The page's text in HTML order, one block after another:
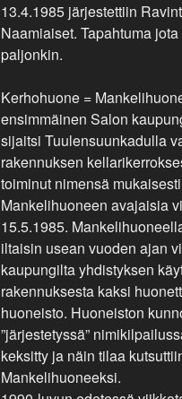
13.4.1985 järjestettiin
Naamiaiset. Tapahtuma
paljonkin.
Kerhohuone =
ensimmäinen Salon
sijaitsi Tuulensuunkadulla
rakennuksen
toiminut nimensä
Mankelihuoneen avajaisia
15.5.1985.
iltaisin usean vuoden ajan
kaupungilta yhdistyksen
rakennuksesta kaksi
huoneisto. Huoneiston
”järjestetyssä”
keksitty ja näin tilaa
Mankelihuoneeksi.